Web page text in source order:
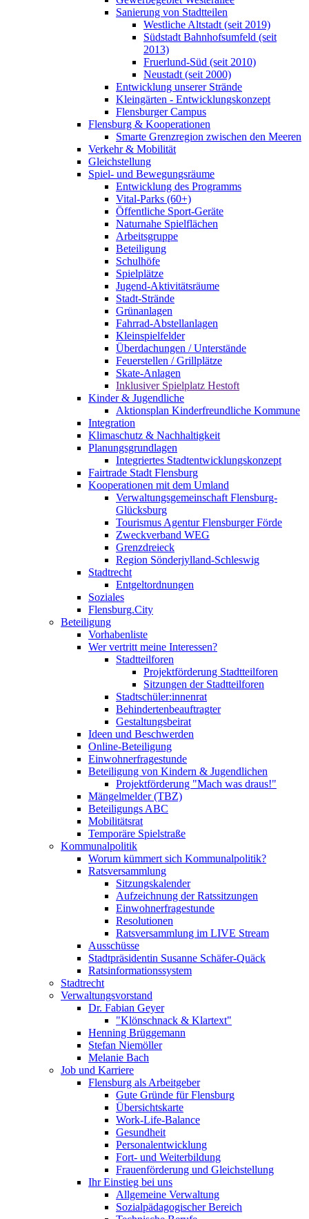
Sanierung von Stadtteilen
Westliche Altstadt (seit 2019)
Südstadt Bahnhofsumfeld (seit
2013)
Fruerlund-Süd (seit 2010)
Neustadt (seit 2000)
Entwicklung unserer Strände
Kleingärten - Entwicklungskonzept
Flensburger Campus
Flensburg & Kooperationen
Smarte Grenzregion zwischen den Meeren
Verkehr & Mobilität
Gleichstellung
Spiel- und Bewegungsräume
Entwicklung des Programms
Vital-Parks (60+)
Öffentliche Sport-Geräte
Naturnahe Spielflächen
Arbeitsgruppe
Beteiligung
Schulhöfe
Spielplätze
Jugend-Aktivitätsräume
Stadt-Strände
Grünanlagen
Fahrrad-Abstellanlagen
Kleinspielfelder
Überdachungen / Unterstände
Feuerstellen / Grillplätze
Skate-Anlagen
Inklusiver Spielplatz Hestoft
Kinder & Jugendliche
Aktionsplan Kinderfreundliche Kommune
Integration
Klimaschutz & Nachhaltigkeit
Planungsgrundlagen
Integriertes Stadtentwicklungskonzept
Fairtrade Stadt Flensburg
Kooperationen mit dem Umland
Verwaltungsgemeinschaft Flensburg-
Glücksburg
Tourismus Agentur Flensburger Förde
Zweckverband WEG
Grenzdreieck
Region Sönderjylland-Schleswig
Stadtrecht
Entgeltordnungen
Soziales
Flensburg.City
Beteiligung
Vorhabenliste
Wer vertritt meine Interessen?
Stadtteilforen
Projektförderung Stadtteilforen
Sitzungen der Stadtteilforen
Stadtschüler:innenrat
Behindertenbeauftragter
Gestaltungsbeirat
Ideen und Beschwerden
Online-Beteiligung
Einwohnerfragestunde
Beteiligung von Kindern & Jugendlichen
Projektförderung "Mach was draus!"
Mängelmelder (TBZ)
Beteiligungs ABC
Mobilitätsrat
Temporäre Spielstraße
Kommunalpolitik
Worum kümmert sich Kommunalpolitik?
Ratsversammlung
Sitzungskalender
Aufzeichnung der Ratssitzungen
Einwohnerfragestunde
Resolutionen
Ratsversammlung im LIVE Stream
Ausschüsse
Stadtpräsidentin Susanne Schäfer-Quäck
Ratsinformationssystem
Stadtrecht
Verwaltungsvorstand
Dr. Fabian Geyer
"Klönschnack & Klartext"
Henning Brüggemann
Stefan Niemöller
Melanie Bach
Job und Karriere
Flensburg als Arbeitgeber
Gute Gründe für Flensburg
Übersichtskarte
Work-Life-Balance
Gesundheit
Personalentwicklung
Fort- und Weiterbildung
Frauenförderung und Gleichstellung
Ihr Einstieg bei uns
Allgemeine Verwaltung
Sozialpädagogischer Bereich